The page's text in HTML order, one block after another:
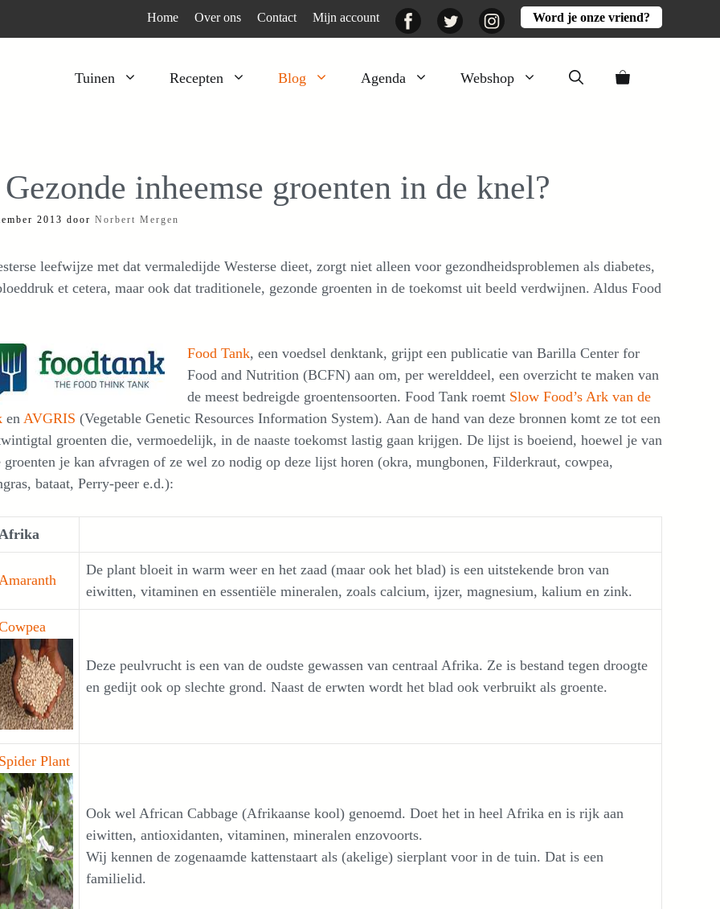
Home Over ons Contact Mijn account FacebookTwitter InstagramWord je onze vriend?
Tuinen Recepten Blog Agenda Webshop
Kruiden
Moestuin
Voedselbos
Peulgroenten
Wortelgroenten
Activiteiten
Lekker
inheemse groenten in de knel?
2013 door Norbert Mergen
leefwijze met dat vermaledijde Westerse dieet, zorgt niet alleen voor gezondheidsproblemen als diabetes,
et cetera, maar ook dat traditionele, gezonde groenten in de toekomst uit beeld verdwijnen. Aldus Food
Food Tank, een voedsel denktank, grijpt een publicatie van Barilla Center for
Food and Nutrition (BCFN) aan om, per werelddeel, een overzicht te maken van
de meest bedreigde groentensoorten. Food Tank roemt Slow Food’s Ark van de
en AVGRIS (Vegetable Genetic Resources Information System). Aan de hand van deze bronnen komt ze tot een
groenten die, vermoedelijk, in de naaste toekomst lastig gaan krijgen. De lijst is boeiend, hoewel je van
groenten je kan afvragen of ze wel zo nodig op deze lijst horen (okra, mungbonen, Filderkraut, cowpea,
bataat, Perry-peer e.d.):
Afrika
Amaranth
De plant bloeit in warm weer en het zaad (maar ook het blad) is een uitstekende bron van
eiwitten, vitaminen en essentiële mineralen, zoals calcium, ijzer, magnesium, kalium en zink.
Deze peulvrucht is een van de oudste gewassen van centraal Afrika. Ze is bestand tegen droogte
en gedijt ook op slechte grond. Naast de erwten wordt het blad ook verbruikt als groente.
Spider Plant
Ook wel African Cabbage (Afrikaanse kool) genoemd. Doet het in heel Afrika en is rijk aan
eiwitten, antioxidanten, vitaminen, mineralen enzovoorts.
Wij kennen de zogenaamde kattenstaart als (akelige) sierplant voor in de tuin. Dat is een
familielid.